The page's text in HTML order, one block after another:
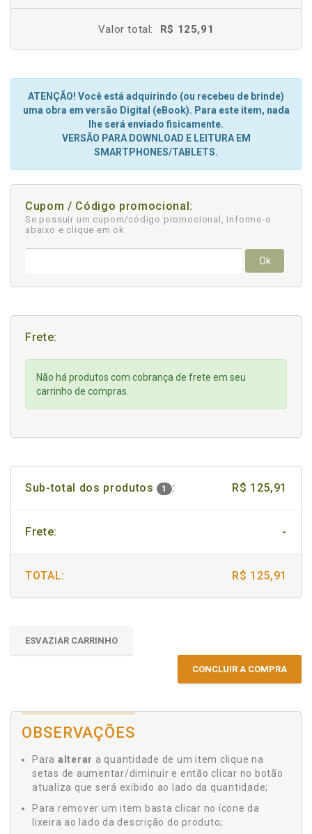
Valor total: R$ 125,91
ATENÇÃO! Você está adquirindo (ou recebeu de brinde)
uma obra em versão Digital (eBook). Para este item, nada
lhe será enviado fisicamente.
VERSÃO PARA DOWNLOAD E LEITURA EM
SMARTPHONES/TABLETS.
Cupom / Código promocional:
Se possuir um cupom/código promocional, informe-o
abaixo e clique em ok
Ok
Frete:
Não há produtos com cobrança de frete em seu
carrinho de compras.
Sub-total dos produtos 1 : R$ 125,91
Frete: -
TOTAL: R$ 125,91
ESVAZIAR CARRINHO
CONCLUIR A COMPRA
OBSERVAÇÕES
Para alterar a quantidade de um item clique na
setas de aumentar/diminuir e então clicar no botão
atualiza que será exibido ao lado da quantidade;
Para remover um item basta clicar no ícone da
lixeira ao lado da descrição do produto;